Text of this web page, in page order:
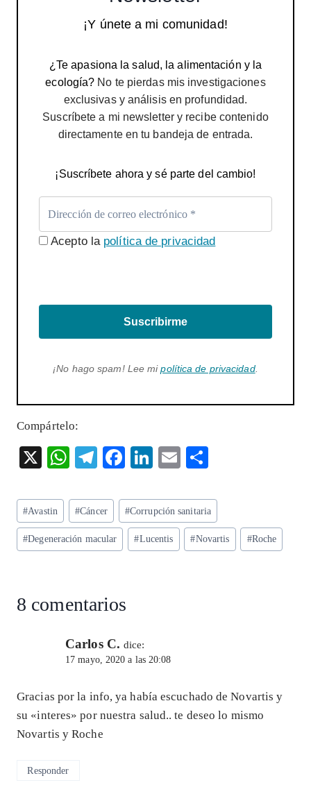
¡Y únete a mi comunidad!
¿Te apasiona la salud, la alimentación y la
ecología? No te pierdas mis investigaciones
exclusivas y análisis en profundidad.
Suscríbete a mi newsletter y recibe contenido
directamente en tu bandeja de entrada.
¡Suscríbete ahora y sé parte del cambio!
Acepto la política de privacidad
Suscribirme
¡No hago spam! Lee mipolítica de privacidad.
Compártelo:
X
W
ts
A
p
T
eg
ra
m
F
eb
o
o
Li
ke
dI
n
E
ai
l
re
Etiquetas
de
la
#Avastin #Cáncer #Corrupción sanitaria
#Degeneración macular #Lucentis #Novartis #Roche
8 comentarios
Carlos C. dice:
17 mayo, 2020 a las 20:08
Gracias por la info, ya había escuchado de Novartis y
su «interes» por nuestra salud.. te deseo lo mismo
Novartis y Roche
Responder